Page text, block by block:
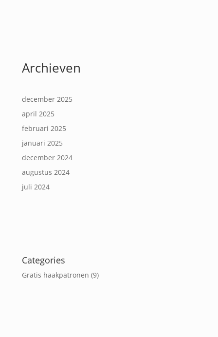
Archieven
december 2025
april 2025
februari 2025
januari 2025
december 2024
augustus 2024
juli 2024
Categories
Gratis haakpatronen (9)